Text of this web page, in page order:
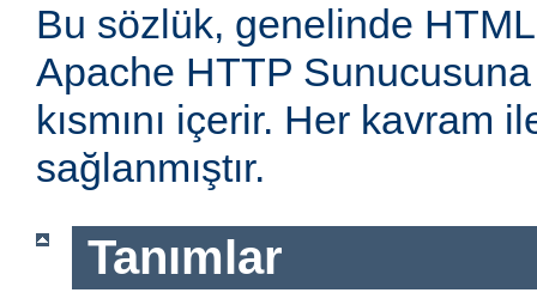
Bu sözlük, genelinde
Apache HTTP
kısmını içerir. Her kavram
sağlanmıştır.
Tanımlar